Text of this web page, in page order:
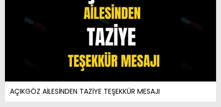
AÇIKGÖZ AİLESİNDEN TAZİYE TEŞEKKÜR MESAJI